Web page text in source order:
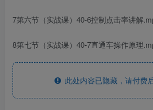
7第六节（实战课）40-6控制点击率讲解
8第七节（实战课）40-7直通车操作原理
此处内容已隐藏，请付费